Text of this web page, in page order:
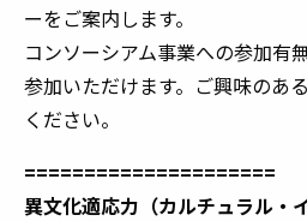
ーをご案内します。
コンソーシアム事業への参加有
参加いただけます。ご興味のあ
ください。
=====================
異文化適応力（カルチュラル・